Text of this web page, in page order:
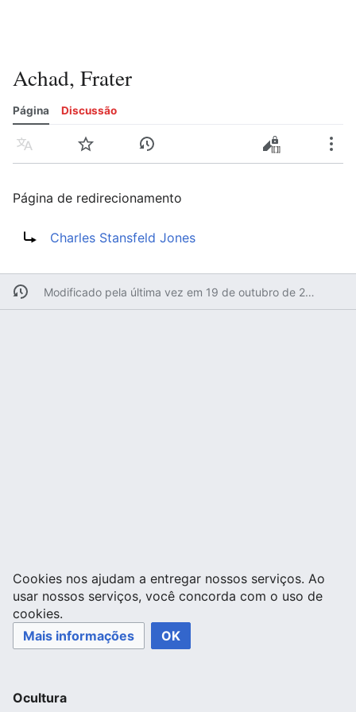
Achad, Frater
Página Discussão
Idioma Vigiar Histórico Editar código-fonte
Página de redirecionamento
Charles Stansfeld Jones
Modificado pela última vez em 19 de outubro de 2010 às 07h15min
Cookies nos ajudam a entregar nossos serviços. Ao
usar nossos serviços, você concorda com o uso de
cookies.
Mais informações
OK
Ocultura